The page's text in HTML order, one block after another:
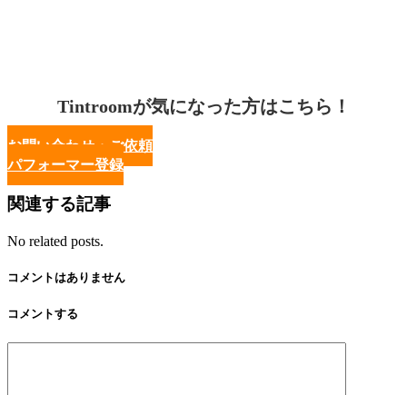
Tintroomが気になった方はこちら！
お問い合わせ・ご依頼
パフォーマー登録
関連する記事
No related posts.
コメントはありません
コメントする